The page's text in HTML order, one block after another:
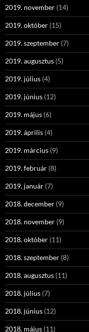
2019. november (14)
2019. október (15)
2019. szeptember (7)
2019. augusztus (5)
2019. július (4)
2019. június (12)
2019. május (6)
2019. április (4)
2019. március (9)
2019. február (8)
2019. január (7)
2018. december (9)
2018. november (9)
2018. október (11)
2018. szeptember (8)
2018. augusztus (11)
2018. július (7)
2018. június (12)
2018. május (11)